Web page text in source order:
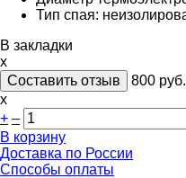
Тип спая:
В закладки
x
Составить отзыв
800 руб.
х
+ –
В корзину
Доставка по России
Способы оплаты